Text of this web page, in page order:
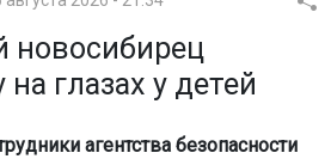
новосибирец
глазах у детей
агентства безопасности